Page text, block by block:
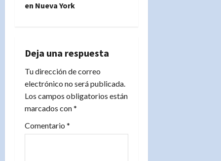
c
ó
n
d
e
e
en Nueva York
Deja una respuesta
Tu dirección de correo
electrónico no será publicada.
Los campos obligatorios están
marcados con*
Comentario *